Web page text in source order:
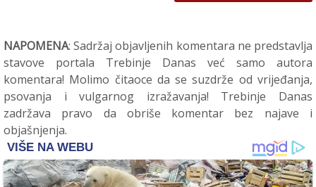
NAPOMENA: Sadržaj objavljenih komentara ne predstavlja
stavove portala Trebinje Danas već samo autora
komentara! Molimo čitaoce da se suzdrže od vrijeđanja,
psovanja i vulgarnog izražavanja! Trebinje Danas
zadržava pravo da obriše komentar bez najave i
objašnjenja.